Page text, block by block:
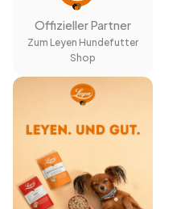
Offizieller Partner
Zum Leyen Hundefutter
Shop